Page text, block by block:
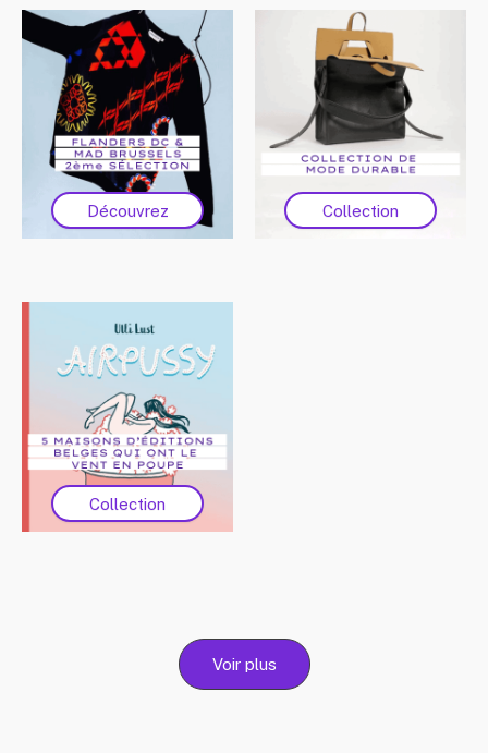
Découvrez Collection
Collection
Voir plus